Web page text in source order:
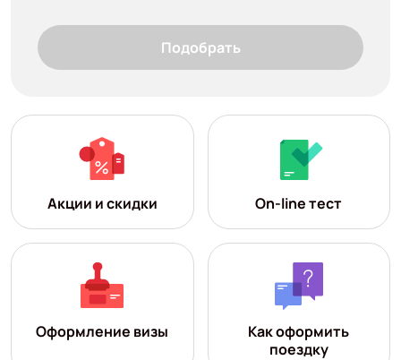
Подобрать
Акции и скидки On-line тест
Оформление визы
Как оформить
поездку